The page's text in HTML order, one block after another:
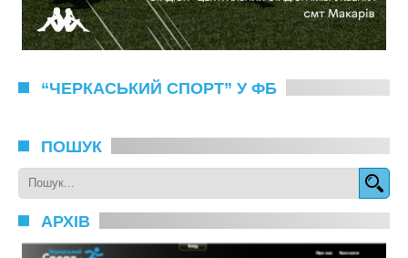
“ЧЕРКАСЬКИЙ СПОРТ” У ФБ
ПОШУК
АРХІВ